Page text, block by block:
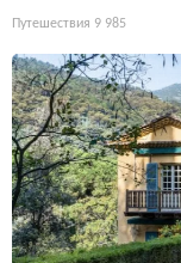
Путешествия 9 985